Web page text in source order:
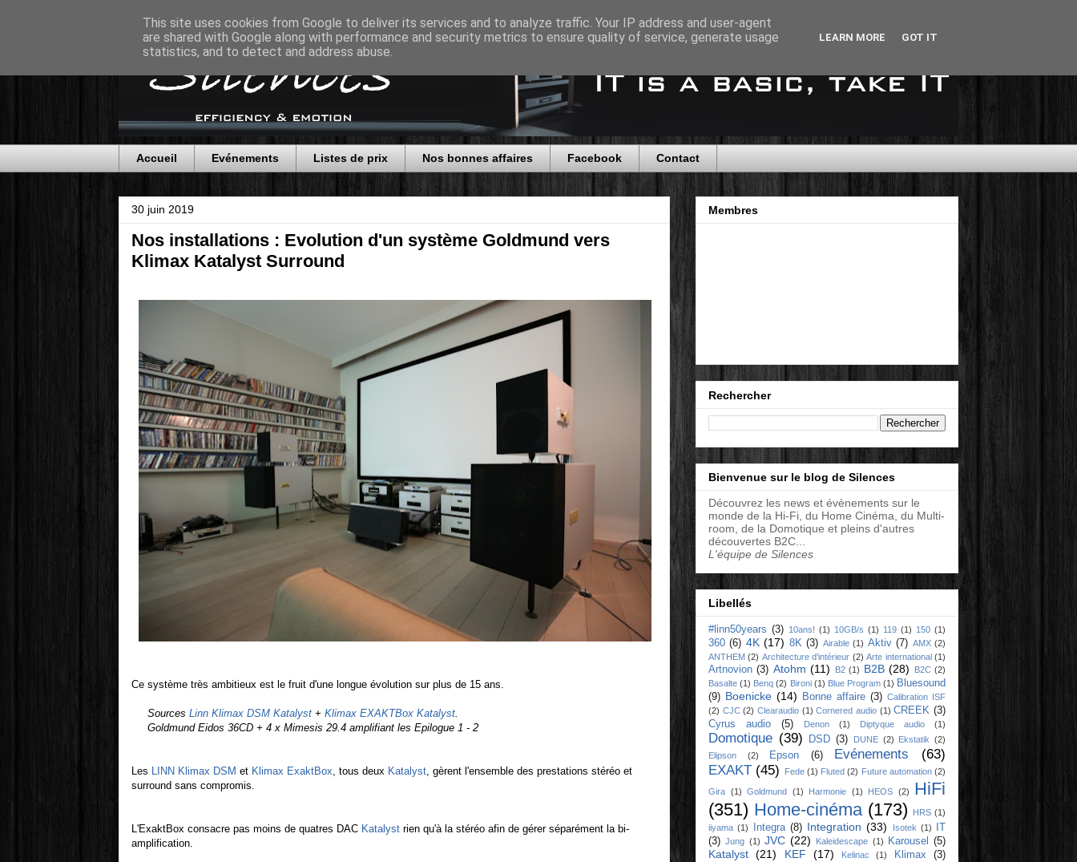
Accueil Evénements Listes de prix Nos bonnes affaires Facebook Contact
30 juin 2019
Nos installations : Evolution d'un système Goldmund vers
Klimax Katalyst Surround
Ce système très ambitieux est le fruit d'une longue évolution sur plus de 15 ans.
Sources Linn Klimax DSM Katalyst + Klimax EXAKTBox Katalyst
Goldmund Eidos 36CD + 4 x Mimesis 29.4 amplifiant les Epilogue 1 - 2
Les LINN Klimax DSM et Klimax ExaktBox , tous deux Katalyst , gèrent l'ensemble des prestations stéréo et
surround sans compromis.
L'ExaktBox consacre pas moins de quatres DAC Katalyst rien qu'à la stéréo afin de gérer séparément la bi-
amplification.
Membres
Rechercher
Bienvenue sur le blog de Silences
Découvrez les news et évènements sur le
monde de la Hi-Fi, du Home Cinéma, du Multi-
room, de la Domotique et pleins d'autres
découvertes B2C...
L'équipe de Silences
Libellés
#linn50years (3) 10ans! (1) 10GB/s (1) 119 (1) 150 (1)
360 (6) 4K (17) 8K (3) Airable (1) Aktiv (7) AMX (2)
ANTHEM (2) Architecture d'intérieur (2) Arte international (1)
Artnovion (3) Atohm (11) B2 (1) B2B (28) B2C (2)
Basalte (1) Benq (2) Bironi (1) Blue Program (1) Bluesound
(9) Boenicke (14) Bonne affaire (3) Calibration ISF
(2) CJC (2) Clearaudio (1) Cornered audio (1) CREEK (3)
Cyrus audio
(5) Denon (1) Diptyque audio (1)
Domotique (39) DSD (3) DUNE (2) Ekstatik (2)
Elipson
(2) Epson (6) Evénements
(63)
EXAKT (45) Fede (1) Fluted (2) Future automation (2)
Gira (1) Goldmund (1) Harmonie (1) HEOS (2)
HiFi
(351) Home-cinéma (173) HRS (1)
iiyama (1) Integra (8) Integration (33) Isotek (1)
(3) Jung (1) JVC (22) Kaleidescape (1) Karousel (5)
Katalyst (21) KEF (17) Kelinac (1) Klimax
(3)
This site uses cookies from Google to deliver its services and to analyze traffic. Your IP address and user-agent
are shared with Google along with performance and security metrics to ensure quality of service, generate usage
statistics, and to detect and address abuse.
LEARN MORE GOT IT